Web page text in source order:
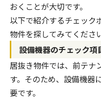
おくことが大切です。
以下で紹介するチェック
物件を探してみてくださ
設備機器のチェック項
居抜き物件では、前テナ
す。そのため、設備機器
要です。